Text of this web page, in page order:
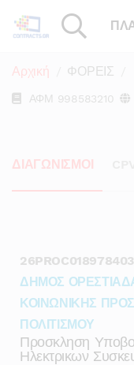
Αρχική ΦΟΡΕΙΣ
ΑΦΜ 998583210
ΔΙΑΓΩΝΙΣΜΟΙ
26PROC018978403
ΔΗΜΟΣ
ΚΟΙΝΩΝΙΚΗΣ
ΠΟΛΙΤΙΣΜΟΥ
Προσκληση
Ηλεκτρικων